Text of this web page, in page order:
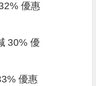
優惠
30% 優
優惠